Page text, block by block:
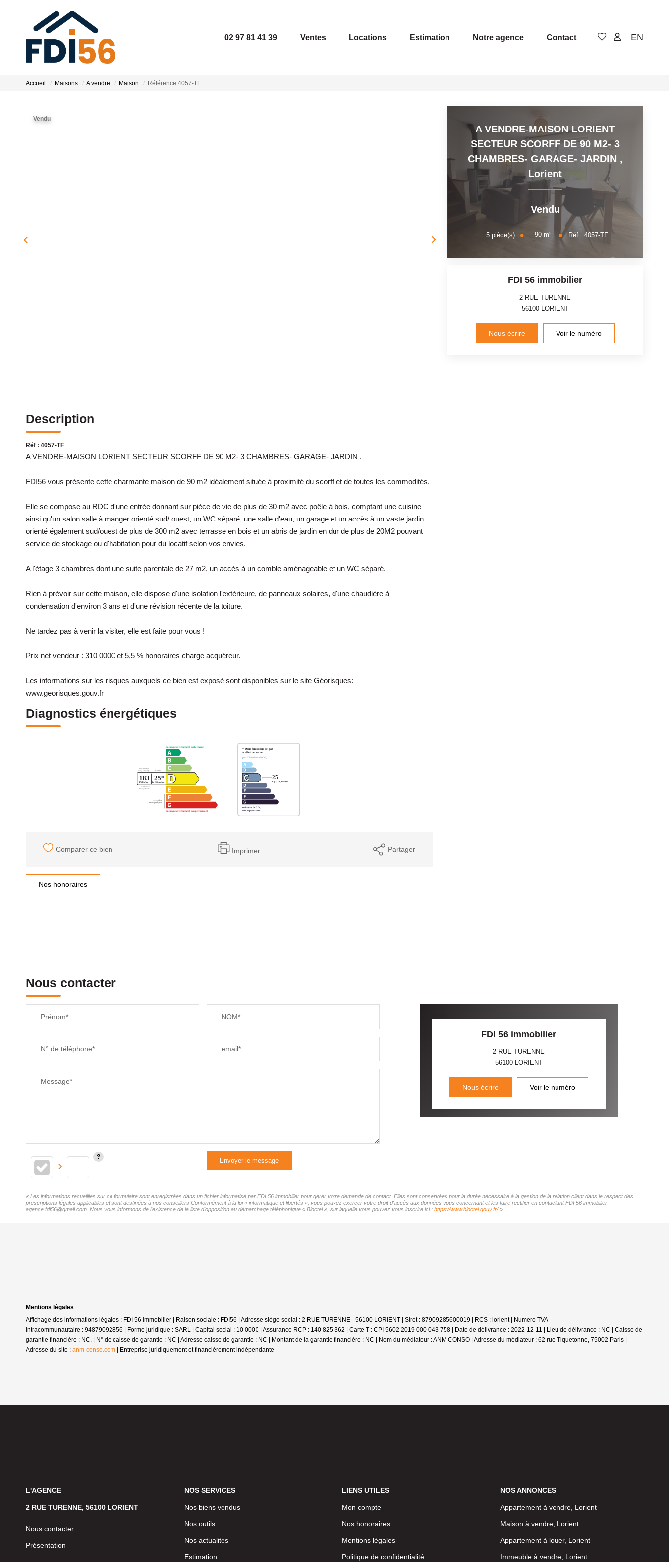
02 97 81 41 39 Ventes Locations Estimation Notre agence Contact EN
Accueil Maisons A vendre Maison Référence 4057-TF
Vendu
Description
Réf : 4057-TF
A VENDRE-MAISON LORIENT SECTEUR SCORFF DE 90 M2- 3 CHAMBRES- GARAGE- JARDIN .
FDI56 vous présente cette charmante maison de 90 m2 idéalement située à proximité du scorff et de toutes les commodités.
Elle se compose au RDC d'une entrée donnant sur pièce de vie de plus de 30 m2 avec poêle à bois, comptant une cuisine
ainsi qu'un salon salle à manger orienté sud/ ouest, un WC séparé, une salle d'eau, un garage et un accès à un vaste jardin
orienté également sud/ouest de plus de 300 m2 avec terrasse en bois et un abris de jardin en dur de plus de 20M2 pouvant
service de stockage ou d'habitation pour du locatif selon vos envies.
A l'étage 3 chambres dont une suite parentale de 27 m2, un accès à un comble aménageable et un WC séparé.
Rien à prévoir sur cette maison, elle dispose d'une isolation l'extérieure, de panneaux solaires, d'une chaudière à
condensation d'environ 3 ans et d'une révision récente de la toiture.
Ne tardez pas à venir la visiter, elle est faite pour vous !
Prix net vendeur : 310 000€ et 5,5 % honoraires charge acquéreur.
Les informations sur les risques auxquels ce bien est exposé sont disponibles sur le site Géorisques:
www.georisques.gouv.fr
Diagnostics énergétiques
Comparer ce bien Imprimer Partager
Nos honoraires
A VENDRE-MAISON LORIENT
SECTEUR SCORFF DE 90 M2- 3
CHAMBRES- GARAGE- JARDIN ,
Lorient
Vendu
5 pièce(s) 90 m² Réf : 4057-TF
FDI 56 immobilier
2 RUE TURENNE
56100 LORIENT
Nous écrire Voir le numéro
Nous contacter
Prénom* NOM*
N° de téléphone* email*
Message*
Envoyer le message
FDI 56 immobilier
2 RUE TURENNE
56100 LORIENT
Nous écrire Voir le numéro
« Les informations recueillies sur ce formulaire sont enregistrées dans un fichier informatisé par FDI 56 immobilier pour gérer votre demande de contact. Elles sont conservées pour la durée nécessaire à la gestion de la relation client dans le respect des
prescriptions légales applicables et sont destinées à nos conseillers Conformément à la loi « informatique et libertés », vous pouvez exercer votre droit d'accès aux données vous concernant et les faire rectifier en contactant FDI 56 immobilier
agence.fdi56@gmail.com. Nous vous informons de l'existence de la liste d'opposition au démarchage téléphonique « Bloctel », sur laquelle vous pouvez vous inscrire ici : https://www.bloctel.gouv.fr/»
Mentions légales
Affichage des informations légales : FDI 56 immobilier | Raison sociale : FDI56 | Adresse siège social : 2 RUE TURENNE - 56100 LORIENT | Siret : 87909285600019 | RCS : lorient | Numero TVA
Intracommunautaire : 94879092856 | Forme juridique : SARL | Capital social : 10 000€ | Assurance RCP : 140 825 362 | Carte T : CPI 5602 2019 000 043 758 | Date de délivrance : 2022-12-11 | Lieu de délivrance : NC | Caisse de
garantie financière : NC. | N° de caisse de garantie : NC | Adresse caisse de garantie : NC | Montant de la garantie financière : NC | Nom du médiateur : ANM CONSO | Adresse du médiateur : 62 rue Tiquetonne, 75002 Paris |
Adresse du site : anm-conso.com Entreprise juridiquement et financièrement indépendante
L'AGENCE
2 RUE TURENNE, 56100 LORIENT
Nous contacter
Présentation
NOS SERVICES
Nos biens vendus
Nos outils
Nos actualités
Estimation
LIENS UTILES
Mon compte
Nos honoraires
Mentions légales
Politique de confidentialité
NOS ANNONCES
Appartement à vendre, Lorient
Maison à vendre, Lorient
Appartement à louer, Lorient
Immeuble à vendre, Lorient